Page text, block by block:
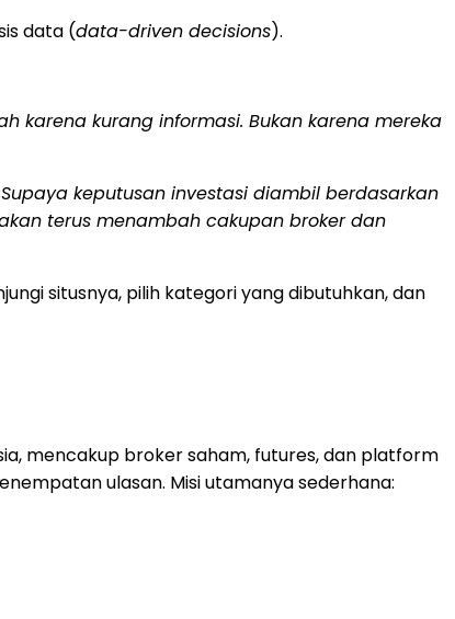
data (data-driven decisions).
karena kurang informasi. Bukan karena mereka
keputusan investasi diambil berdasarkan
terus menambah cakupan broker dan
situsnya, pilih kategori yang dibutuhkan, dan
mencakup broker saham, futures, dan platform
ulasan. Misi utamanya sederhana: